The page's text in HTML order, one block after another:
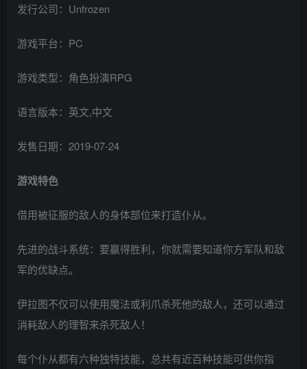
发行公司：Unfrozen
游戏平台：PC
游戏类型：角色扮演RPG
语言版本：英文,中文
发售日期：2019-07-24
游戏特色
借用被征服的敌人的身体部位来打造仆从。
先进的战斗系统：要赢得胜利，你就需要知道你方军队和敌
军的优缺点。
伊拉图不仅可以使用魔法或利爪杀死他的敌人，还可以通过
消耗敌人的理智来杀死敌人！
每个仆从都有六种独特技能，总共有近百种技能可供你指